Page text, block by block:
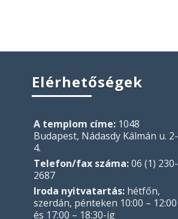
Elérhetőségek
A templom címe:1048
Budapest, Nádasdy Kálmán u. 2-
4.
Telefon/fax száma:06 (1) 230-
2687
Iroda nyitvatartás:hétfőn,
szerdán, pénteken 10:00 – 12:00
és 17:00 – 18:30-ig